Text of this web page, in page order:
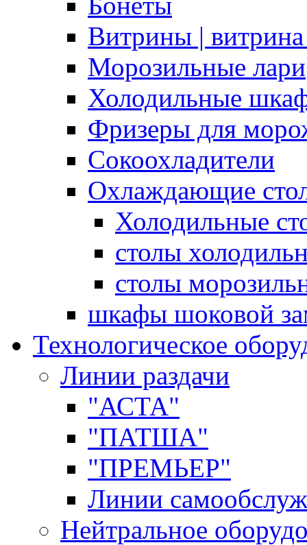
Витрины | витрина
Морозильные лари
Холодильные
Фризеры для
Сокоохладители
Охлаждающие
Холодильные
столы
столы
шкафы шоковой
Технологическое
Линии раздачи
"АСТА"
"ПАТША"
"ПРЕМЬЕР"
Линии
Нейтральное